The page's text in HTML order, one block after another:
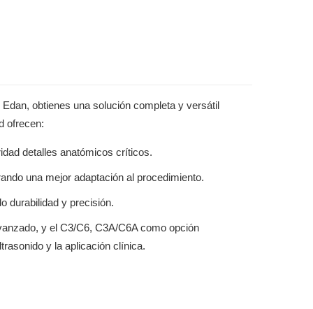
obtienes una solución completa y versátil
ofrecen:
detalles anatómicos críticos.
una mejor adaptación al procedimiento.
durabilidad y precisión.
y el C3/C6, C3A/C6A como opción
y la aplicación clínica.